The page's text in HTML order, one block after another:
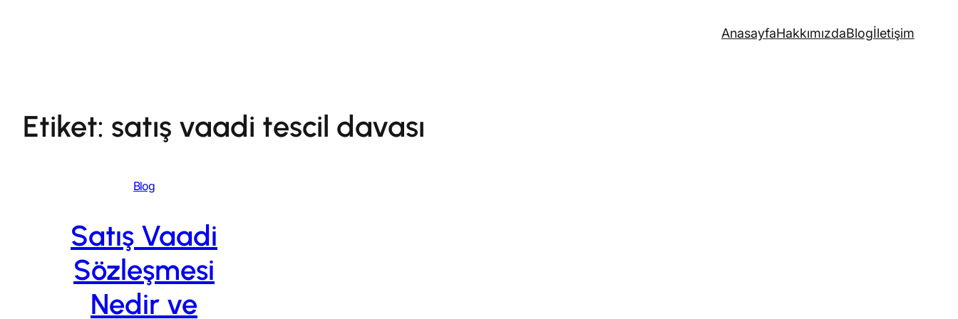
AnasayfaHakkımızdaBlogİletişim
Etiket: satış vaadi tescil davası
Blog
Satış Vaadi
Sözleşmesi
Nedir ve